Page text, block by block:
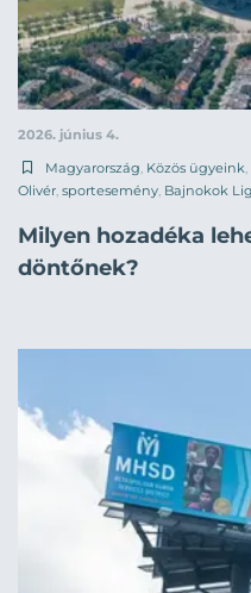
2026. június 4.
Magyarország Közös ügyeink
Olivér sportesemény Bajnokok
Milyen hozadéka
döntőnek?